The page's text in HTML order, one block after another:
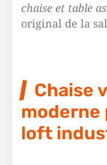
chaise et table
original de la
Chaise
moderne
loft